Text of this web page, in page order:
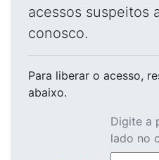
acessos suspeitos
conosco.
Para liberar o acesso,
abaixo.
Digite a
lado no